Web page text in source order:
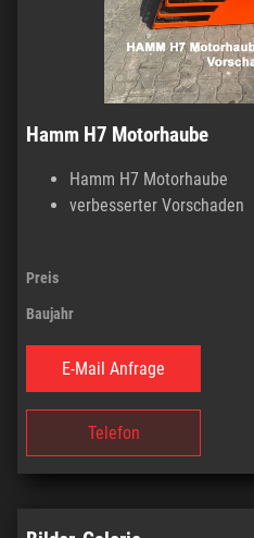
Hamm H7 Motorhaube
Hamm H7 Motorhaube
verbesserter Vorschaden
Preis
Baujahr
E-Mail Anfrage
Telefon